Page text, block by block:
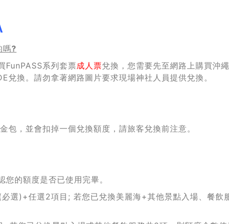
嗎?
FunPASS系列套票成人票兌換，您需要先至網路上購買沖繩
兌換。請勿拿著網路圖片要求現場神社人員提供兌換。
包，並會扣掉一個兌換額度，請旅客兌換前注意。
的額度是否已使用完畢。
選)+任選2項目; 若您已兌換美麗海+其他景點入場、餐飲